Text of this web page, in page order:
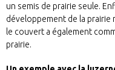
un semis de prairie seule.
développement de la prairie
le couvert a également
prairie.